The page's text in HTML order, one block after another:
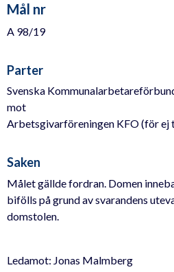
Mål nr
A 98/19
Parter
Svenska
mot
Arbetsgivarföreningen KFO (för ej
Saken
Målet gällde fordran. Domen
bifölls på grund av svarandens
domstolen.
Ledamot: Jonas Malmberg